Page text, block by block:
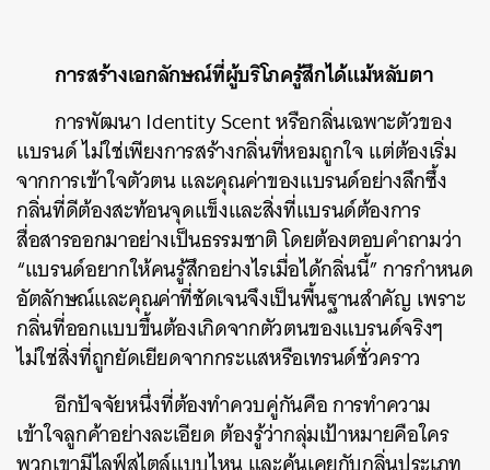
การสร้างเอกลักษณ์ที่ผู้บริโภครู้สึกได้แม้หลับตา
การพัฒนา Identity Scent หรือกลิ่นเฉพาะตัวของ
แบรนด์ ไม่ใช่เพียงการสร้างกลิ่นที่หอมถูกใจ แต่ต้องเริ่ม
จากการเข้าใจตัวตน และคุณค่าของแบรนด์อย่างลึกซึ้ง
กลิ่นที่ดีต้องสะท้อนจุดแข็งและสิ่งที่แบรนด์ต้องการ
สื่อสารออกมาอย่างเป็นธรรมชาติ โดยต้องตอบคำถามว่า
“แบรนด์อยากให้คนรู้สึกอย่างไรเมื่อได้กลิ่นนี้” การกำหนด
อัตลักษณ์และคุณค่าที่ชัดเจนจึงเป็นพื้นฐานสำคัญ เพราะ
กลิ่นที่ออกแบบขึ้นต้องเกิดจากตัวตนของแบรนด์จริงๆ
ไม่ใช่สิ่งที่ถูกยัดเยียดจากกระแสหรือเทรนด์ชั่วคราว
อีกปัจจัยหนึ่งที่ต้องทำควบคู่กันคือ การทำความ
เข้าใจลูกค้าอย่างละเอียด ต้องรู้ว่ากลุ่มเป้าหมายคือใคร